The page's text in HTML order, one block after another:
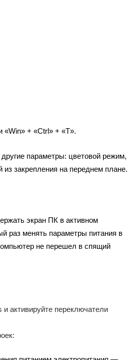
«Win» + «Ctrl» + «T».
параметры: цветовой режим,
закрепления на переднем плане.
экран ПК в активном
раз менять параметры питания в
не перешел в спящий
активируйте переключатели